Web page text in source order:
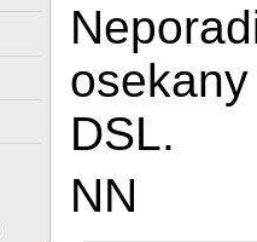
DSL.
NN